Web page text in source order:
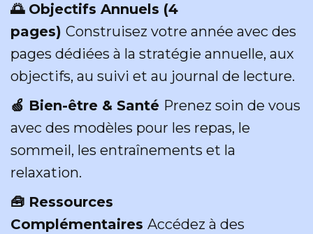
🌅 Objectifs Annuels (4
pages) Construisez votre année avec des
pages dédiées à la stratégie annuelle, aux
objectifs, au suivi et au journal de lecture.
🍏 Bien-être & Santé Prenez soin de vous
avec des modèles pour les repas, le
sommeil, les entraînements et la
relaxation.
🧰 Ressources
Complémentaires Accédez à des